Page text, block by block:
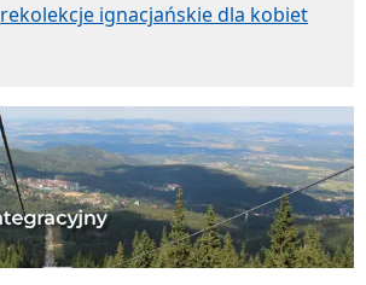
rekolekcje ignacjańskie dla kobiet